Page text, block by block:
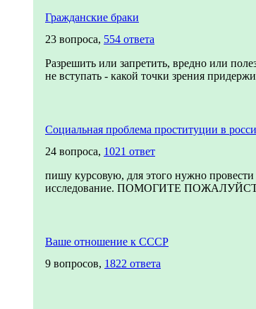
Гражданские браки
23 вопроса, 554 ответа
Разрешить или запретить, вредно или
не вступать - какой точки зрения
Социальная проблема проституции в
24 вопроса, 1021 ответ
пишу курсовую, для этого нужно провести
исследование. ПОМОГИТЕ
Ваше отношение к СССР
9 вопросов, 1822 ответа